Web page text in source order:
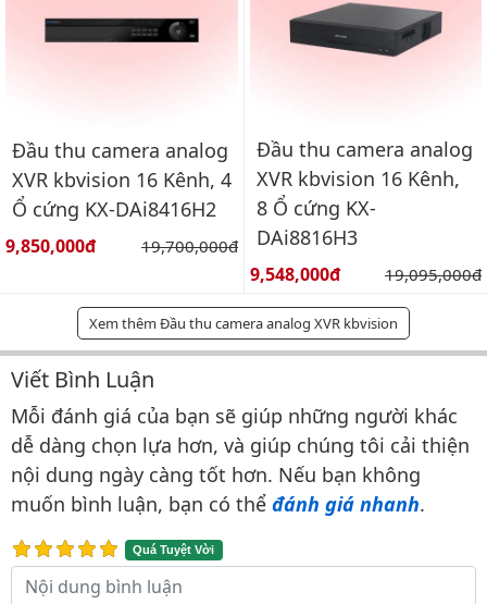
Đầu thu camera analog
XVR kbvision 16 Kênh, 4
Ổ cứng KX-DAi8416H2
Giá bán:
9,850,000đ Giá gốc:
19,700,000đ
Đầu thu camera analog
XVR kbvision 16 Kênh,
8 Ổ cứng KX-
DAi8816H3
Giá bán:
9,548,000đ Giá gốc:
19,095,000đ
Xem thêm Đầu thu camera analog XVR kbvision
Bình luận & Đánh giá
Viết Bình Luận
Mỗi đánh giá của bạn sẽ giúp những người khác
dễ dàng chọn lựa hơn, và giúp chúng tôi cải thiện
nội dung ngày càng tốt hơn. Nếu bạn không
muốn bình luận, bạn có thể đánh giá nhanh.
Quá Tuyệt Vời
Nội dung bình luận